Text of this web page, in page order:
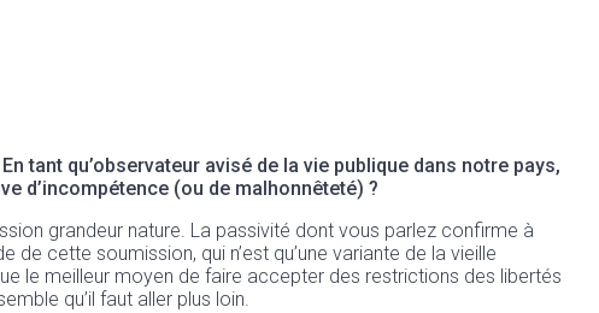
tant qu’observateur avisé de la vie publique dans notre pays,
d’incompétence (ou de malhonnêteté) ?
grandeur nature. La passivité dont vous parlez confirme à
cette soumission, qui n’est qu’une variante de la vieille
le meilleur moyen de faire accepter des restrictions des libertés
qu’il faut aller plus loin.